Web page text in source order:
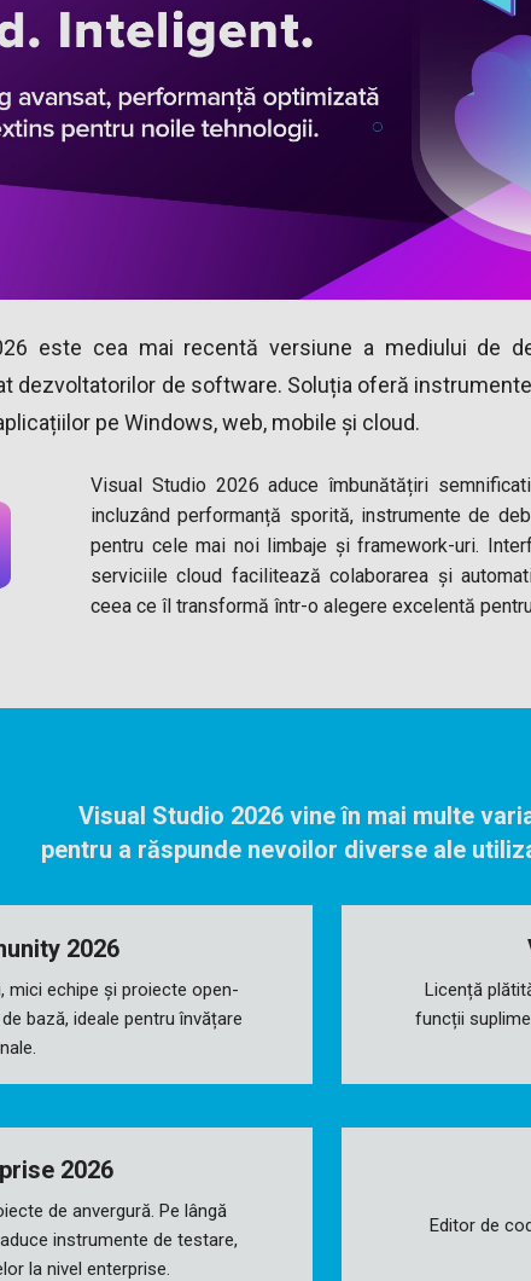
este cea mai recentă versiune a mediului de
dezvoltatorilor de software. Soluția oferă
pe Windows, web, mobile și cloud.
Visual Studio 2026 aduce îmbunătățiri
incluzând performanță sporită, instrumente de
pentru cele mai noi limbaje și framework-uri.
serviciile cloud facilitează colaborarea și
ceea ce îl transformă într-o alegere excelentă
Visual Studio 2026 vine în mai multe
pentru a răspunde nevoilor diverse ale
2026
mici echipe și proiecte open-
bază, ideale pentru învățare
Licență
funcții
2026
de anvergură. Pe lângă
instrumente de testare,
la nivel enterprise.
Editor de